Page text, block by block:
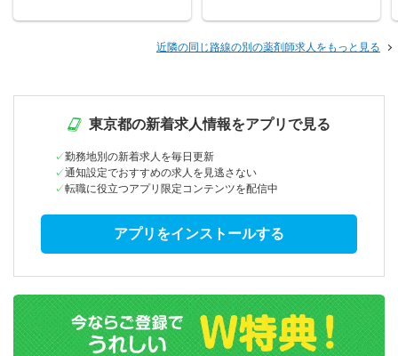
近隣の同じ路線の別の薬剤師求人をもっと見る
東京都の新着求人情報をアプリで見る
勤務地別の新着求人を毎日更新
通知設定でおすすめの求人を見逃さない
転職に役立つアプリ限定コンテンツを配信中
アプリをインストールする